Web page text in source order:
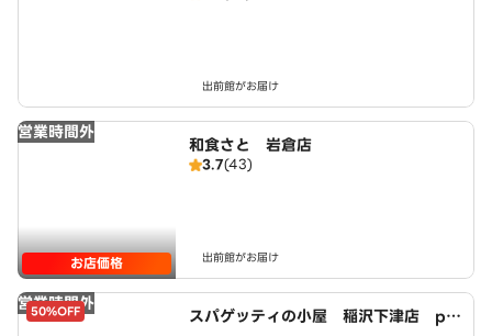
出前館がお届け
営業時間外
お店価格
和食さと 岩倉店
3.7(43)
出前館がお届け
営業時間外
50%OFF
スパゲッティの小屋 稲沢下津店 po